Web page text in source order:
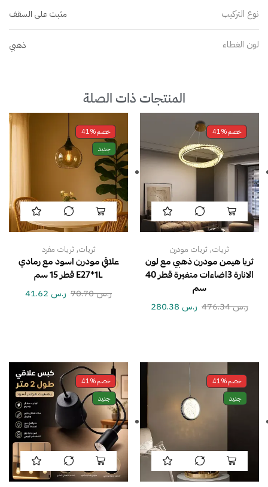
نوع التركيب مثبت على السقف
لون الغطاء ذهبي
المنتجات ذات الصلة
خصم41%
ثريات, ثريات مودرن
ثريا هيمن مودرن ذهبي مع لون
الانارة 3اضاءات متغيرة قطر 40
سم
ر.س476.34 ر.س
خصم41%
جديد
ثريات, ثريات مفرد
علاقي مودرن اسود مع رمادي
E27*1L قطر 15 سم
ر.س70.70 ر.س
خصم41%
جديد
خصم41%
جديد